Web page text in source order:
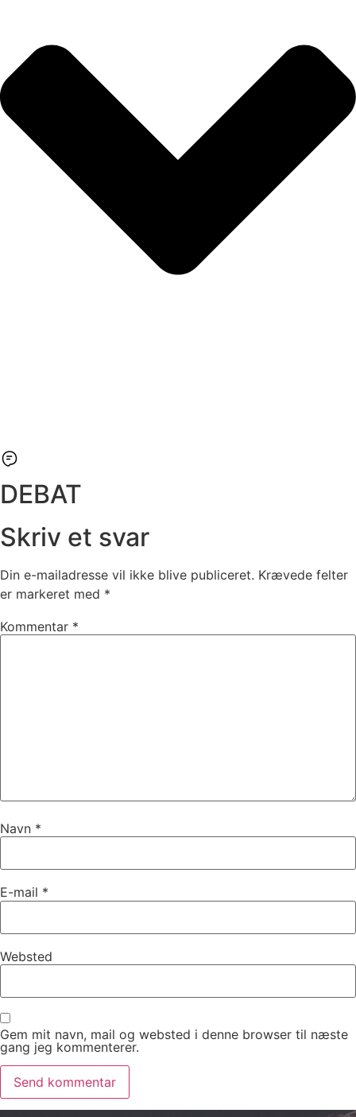
DEBAT
Skriv et svar
Din e-mailadresse vil ikke blive publiceret. Krævede felter
er markeret med *
Kommentar *
Navn *
E-mail *
Websted
Gem mit navn, mail og websted i denne browser til næste
gang jeg kommenterer.